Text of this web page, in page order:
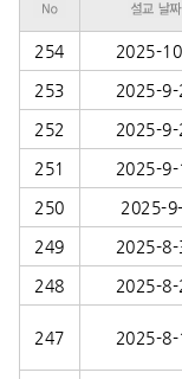
254 2025-
253 2025-9-
252 2025-9-
251 2025-9-
250 2025-
249 2025-8-
248 2025-8-
247 2025-8-